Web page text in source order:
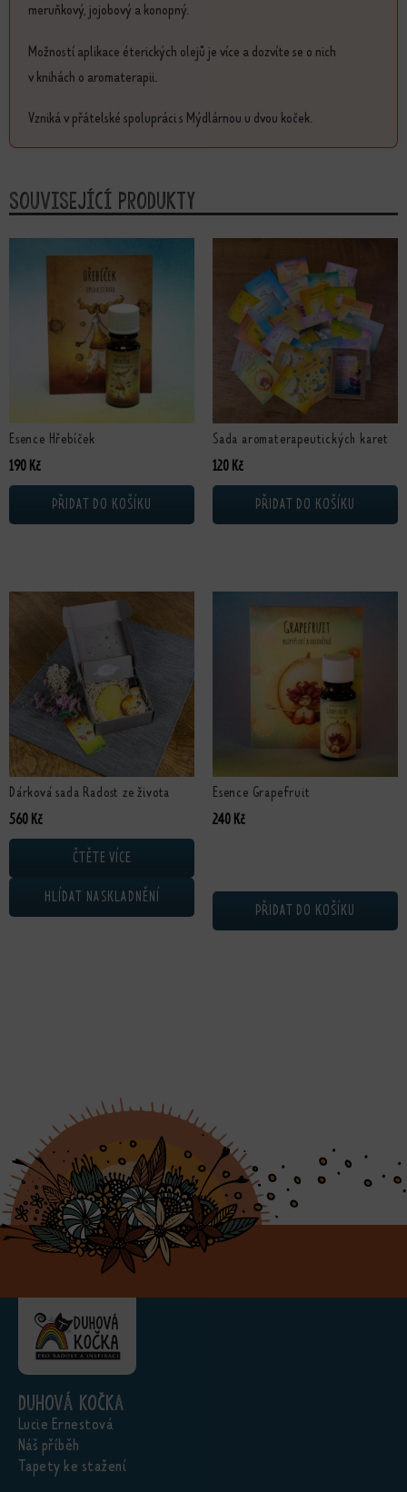
meruňkový, jojobový a konopný.
Možností aplikace éterických olejů je více a dozvíte se o nich
v knihách o aromaterapii.
Vzniká v přátelské spolupráci s Mýdlárnou u dvou koček.
Související produkty
Esence Hřebíček
190 Kč
PŘIDAT DO KOŠÍKU
Sada aromaterapeutických karet
120 Kč
PŘIDAT DO KOŠÍKU
Dárková sada Radost ze života
560 Kč
ČTĚTE VÍCE
HLÍDAT NASKLADNĚNÍ
Esence Grapefruit
240 Kč
PŘIDAT DO KOŠÍKU
Duhová kočka
Lucie Ernestová
Náš příběh
Tapety ke stažení